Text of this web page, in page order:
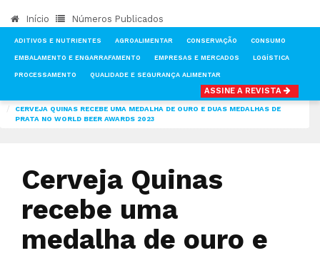
Início Números Publicados
ADITIVOS E NUTRIENTES AGROALIMENTAR CONSERVAÇÃO CONSUMO
EMBALAMENTO E ENGARRAFAMENTO EMPRESAS E MERCADOS LOGÍSTICA
PROCESSAMENTO QUALIDADE E SEGURANÇA ALIMENTAR
ASSINE A REVISTA
CERVEJA QUINAS RECEBE UMA MEDALHA DE OURO E DUAS MEDALHAS DE
PRATA NO WORLD BEER AWARDS 2023
Cerveja Quinas
recebe uma
medalha de ouro e